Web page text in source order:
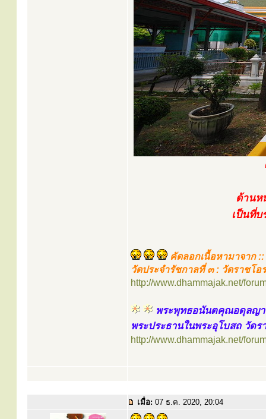
ด้านห
เป็นที่บ
คัดลอกเนื้อหามาจาก ::
วัดประจำรัชกาลที่ ๓ : วัดราชโอ
http://www.dhammajak.net/
พระพุทธอนันตคุณอดุลญ
พระประธานในพระอุโบสถ วัดร
http://www.dhammajak.net/
เมื่อ: 07 ธ.ค. 2020, 20:04